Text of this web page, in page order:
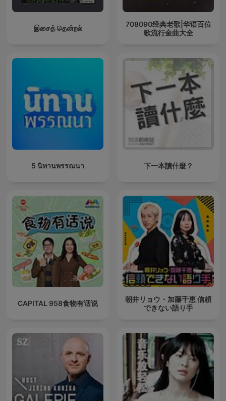
இசைத் தென்றல்
708090经典老歌|华语百位
歌流行金曲大全
5 นิทานพรรณนา 下一本讀什麼？
CAPITAL 958食物有话说
朝井リョウ・加藤千恵 信頼
できない語り手